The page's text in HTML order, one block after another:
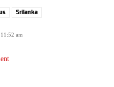
Srilanka
am